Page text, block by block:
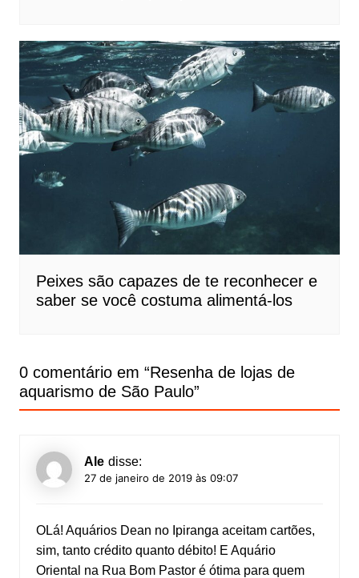
Peixes são capazes de te reconhecer e
saber se você costuma alimentá-los
0 comentário em “Resenha de lojas de
aquarismo de São Paulo”
Ale disse:
27 de janeiro de 2019 às 09:07
OLá! Aquários Dean no Ipiranga aceitam cartões,
sim, tanto crédito quanto débito! E Aquário
Oriental na Rua Bom Pastor é ótima para quem